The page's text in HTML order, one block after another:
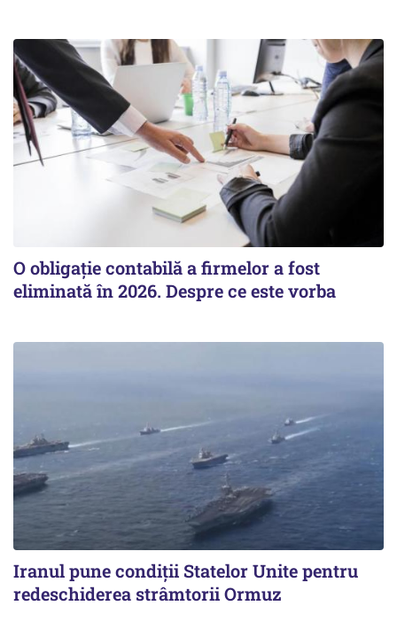
O obligație contabilă a firmelor a fost
eliminată în 2026. Despre ce este vorba
Iranul pune condiții Statelor Unite pentru
redeschiderea strâmtorii Ormuz